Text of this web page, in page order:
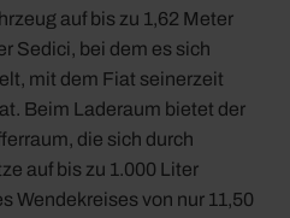
auf bis zu 1,62 Meter
Sedici, bei dem es sich
mit dem Fiat seinerzeit
Beim Laderaum bietet der
die sich durch
auf bis zu 1.000 Liter
Wendekreises von nur 11,50